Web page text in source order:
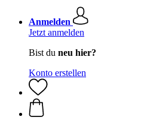
Anmelden
Jetzt anmelden
Bist du neu hier?
Konto erstellen